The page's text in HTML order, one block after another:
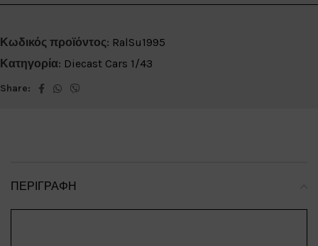
Κωδικός προϊόντος: RalSu1995
Κατηγορία: Diecast Cars 1/43
Share:
ΠΕΡΙΓΡΑΦΉ